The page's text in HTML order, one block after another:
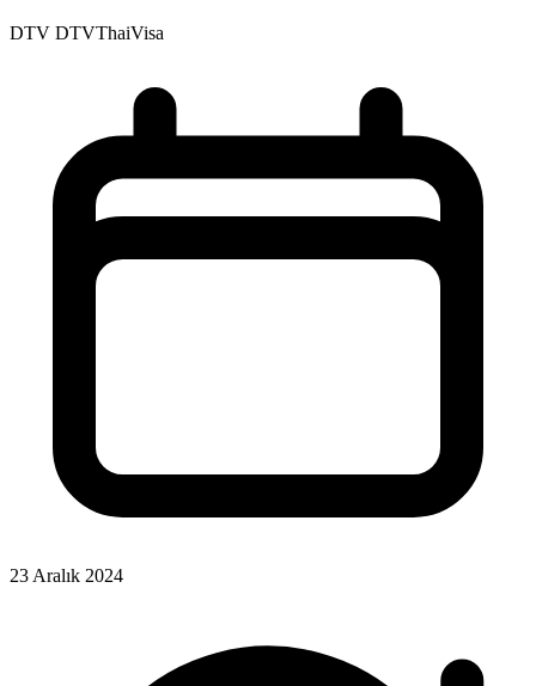
DTV DTVThaiVisa
23 Aralık 2024